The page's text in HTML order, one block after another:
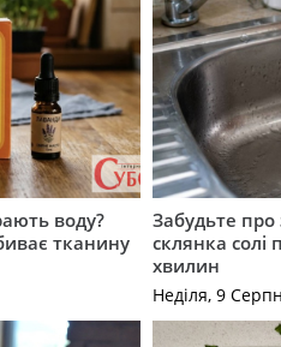
воду?
тканину
Забудьте
склянка солі
хвилин
Неділя, 9